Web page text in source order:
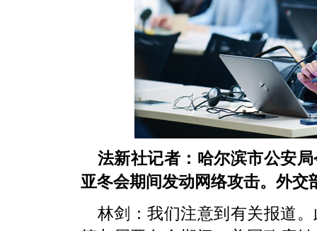
法新社记者：哈尔滨市公安
亚冬会期间发动网络攻击。外交
林剑：我们注意到有关报道